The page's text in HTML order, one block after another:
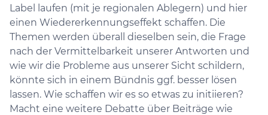
Label laufen (mit je regionalen Ablegern) und hier
einen Wiedererkennungseffekt schaffen. Die
Themen werden überall dieselben sein, die Frage
nach der Vermittelbarkeit unserer Antworten und
wie wir die Probleme aus unserer Sicht schildern,
könnte sich in einem Bündnis ggf. besser lösen
lassen. Wie schaffen wir es so etwas zu initiieren?
Macht eine weitere Debatte über Beiträge wie